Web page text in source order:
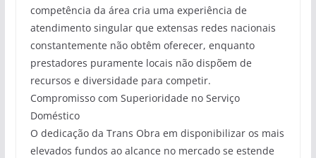
competência da área cria uma experiência de
atendimento singular que extensas redes nacionais
constantemente não obtêm oferecer, enquanto
prestadores puramente locais não dispõem de
recursos e diversidade para competir.
Compromisso com Superioridade no Serviço
Doméstico
O dedicação da Trans Obra em disponibilizar os mais
elevados fundos ao alcance no mercado se estende